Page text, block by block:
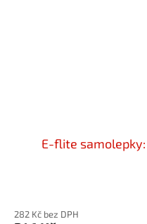
E-flite samolepky:
282 Kč bez DPH